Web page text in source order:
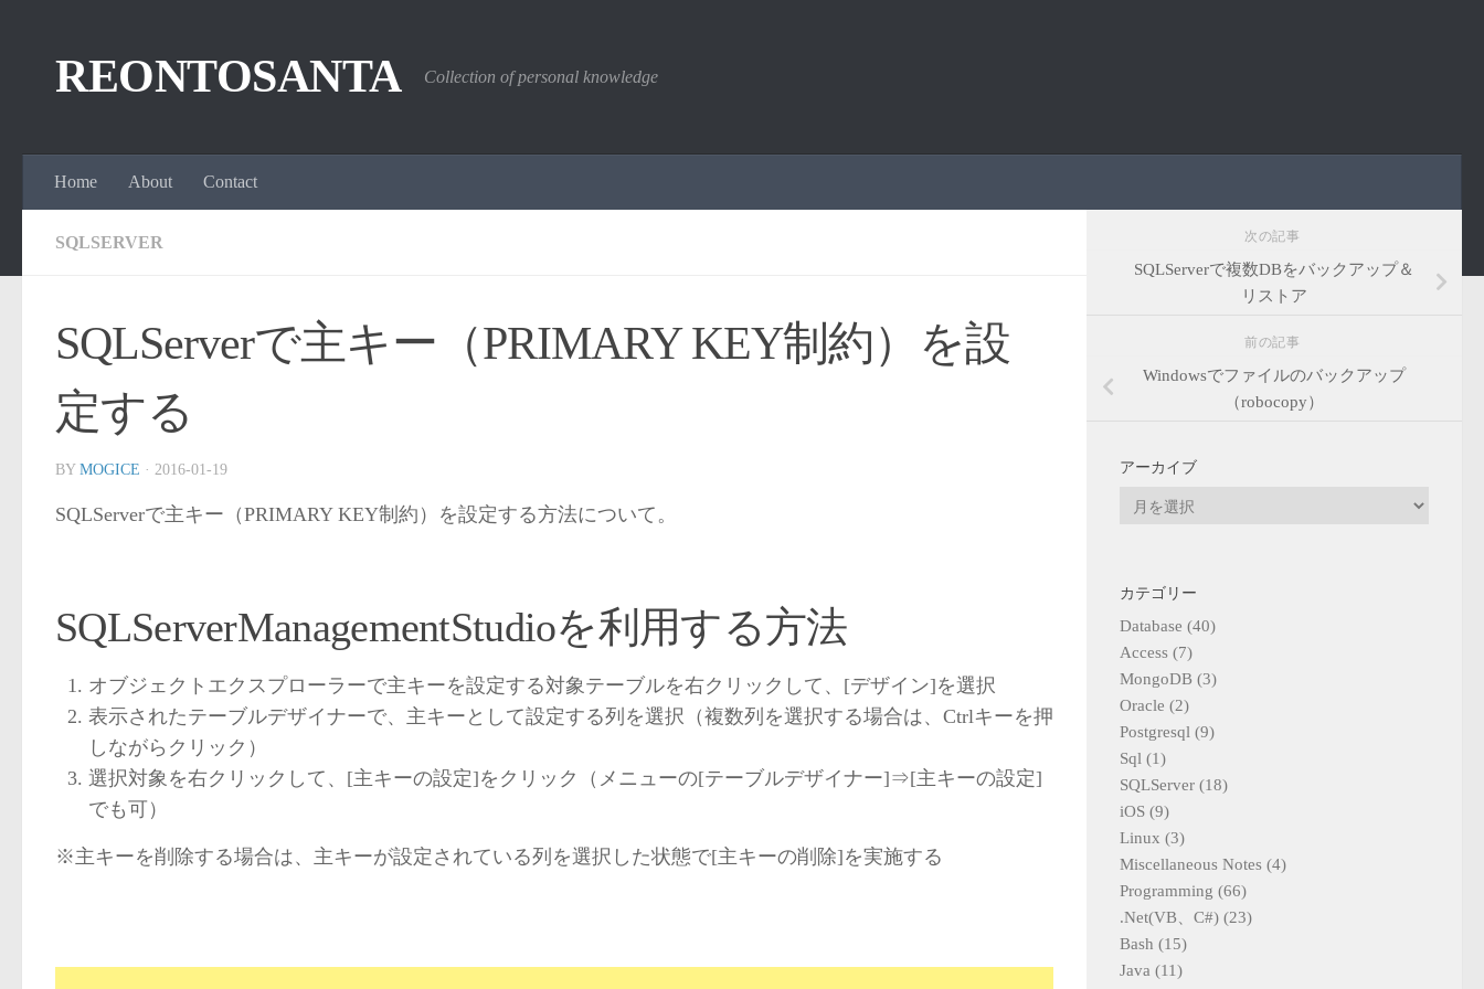
REONTOSANTA Collection of personal knowledge
Home About Contact
SQLSERVER
SQLServerで主キー（PRIMARY KEY制約）を設
定する
BY MOGICE · 2016-01-19
SQLServerで主キー（PRIMARY KEY制約）を設定する方法について。
SQLServerManagementStudioを利用する方法
オブジェクトエクスプローラーで主キーを設定する対象テーブルを右クリックして、[デザイン]を選択
表示されたテーブルデザイナーで、主キーとして設定する列を選択（複数列を選択する場合は、Ctrlキーを押
しながらクリック）
選択対象を右クリックして、[主キーの設定]をクリック（メニューの[テーブルデザイナー]⇒[主キーの設定]
でも可）
※主キーを削除する場合は、主キーが設定されている列を選択した状態で[主キーの削除]を実施する
次の記事
SQLServerで複数DBをバックアップ＆
リストア
前の記事
Windowsでファイルのバックアップ
（robocopy）
アーカイブ
ブ
カテゴリー
Database (40)
Access (7)
MongoDB (3)
Oracle (2)
Postgresql (9)
Sql (1)
SQLServer (18)
iOS (9)
Linux (3)
Miscellaneous Notes (4)
Programming (66)
.Net(VB、C#) (23)
Bash (15)
Java (11)